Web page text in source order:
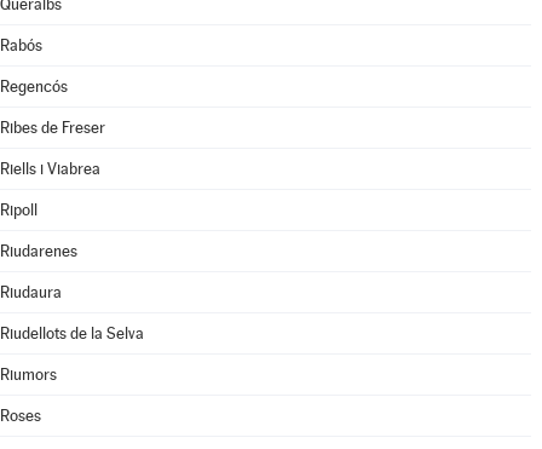
Queralbs
Rabós
Regencós
Ribes de Freser
Riells i Viabrea
Ripoll
Riudarenes
Riudaura
Riudellots de la Selva
Riumors
Roses